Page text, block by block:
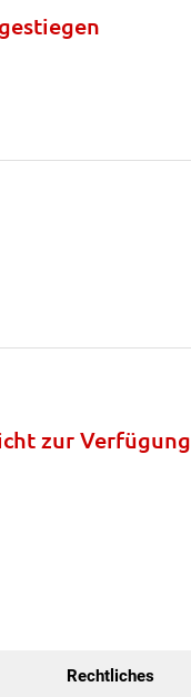
zur Verfügung
Rechtliches